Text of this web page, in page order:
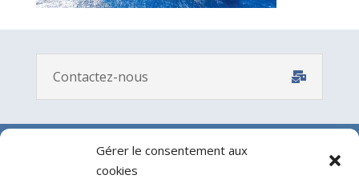
Gérer le consentement aux
cookies
Contactez-nous